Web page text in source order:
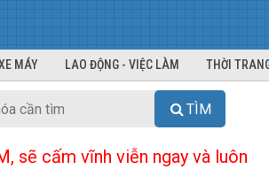
MÁY LAO ĐỘNG - VIỆC LÀM THỜI
TÌM
sẽ cấm vĩnh viễn ngay và luôn